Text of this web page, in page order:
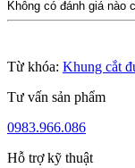
Không có đánh giá nào
Từ khóa: Khung cắt
Tư vấn sản phẩm
0983.966.086
Hỗ trợ kỹ thuật